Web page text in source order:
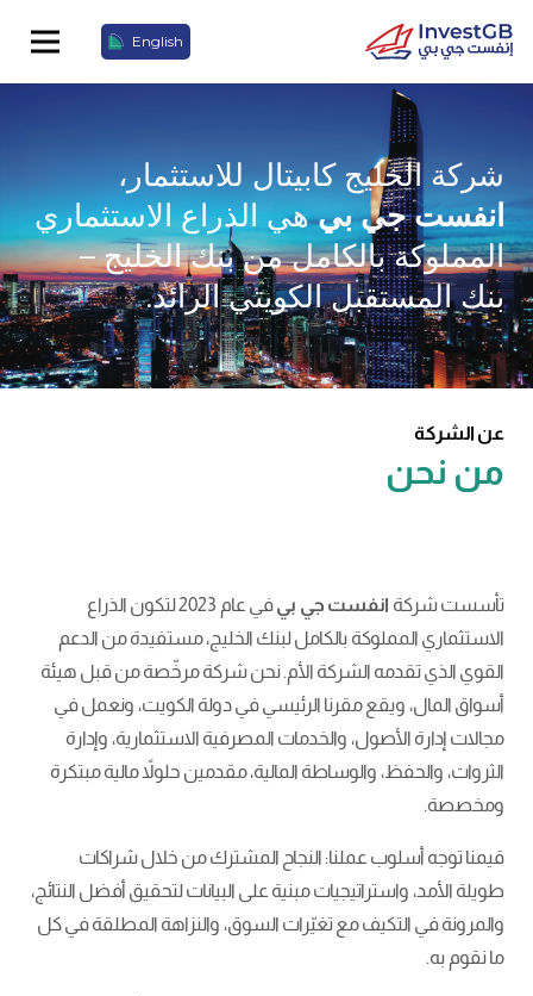
English
شركة الخليج كابيتال للاستثمار،
انفست جي بيهي الذراع الاستثماري
المملوكة بالكامل من بنك الخليج –
بنك المستقبل الكويتي الرائد.
عن الشركة
من نحن
تأسست شركة انفست جي بي
في عام 2023 لتكون الذراع
الاستثماري المملوكة بالكامل لبنك الخليج، مستفيدة من الدعم
القوي الذي تقدمه الشركة الأم. نحن شركة مرخّصة من قبل هيئة
أسواق المال، ويقع مقرنا الرئيسي في دولة الكويت، ونعمل في
مجالات إدارة الأصول، والخدمات المصرفية الاستثمارية، وإدارة
الثروات، والحفظ، والوساطة المالية، مقدمين حلولاً مالية مبتكرة
ومخصصة.
قيمنا توجه أسلوب عملنا: النجاح المشترك من خلال شراكات
طويلة الأمد، واستراتيجيات مبنية على البيانات لتحقيق أفضل النتائج،
والمرونة في التكيف مع تغيّرات السوق، والنزاهة المطلقة في كل
ما نقوم به.